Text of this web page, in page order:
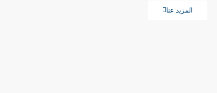
المزيد عنا